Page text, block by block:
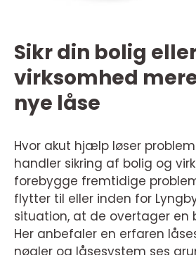
Sikr din bolig
virksomhed
nye låse
Hvor akut hjælp løser
handler sikring af bolig og
forebygge fremtidige
flytter til eller inden for
situation, at de overtager en
Her anbefaler en erfaren
nøgler og låsesystem ses